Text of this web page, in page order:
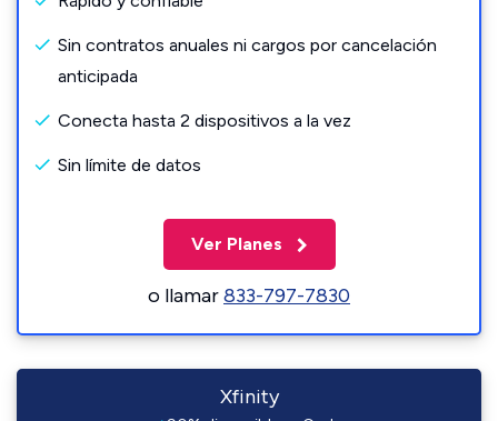
Sin contratos anuales ni cargos por cancelación
anticipada
Conecta hasta 2 dispositivos a la vez
Sin límite de datos
Ver Planes
o llamar833-797-7830
Xfinity